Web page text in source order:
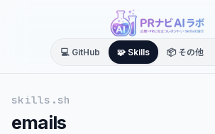
💻 GitHub 🧩 Skills 📦 その他
skills.sh
emails